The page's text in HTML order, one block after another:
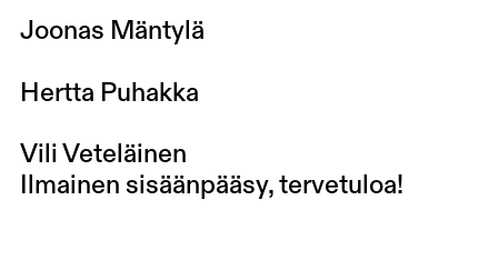
Joonas Mäntylä
Hertta Puhakka
Vili Veteläinen
Ilmainen sisäänpääsy, tervetuloa!